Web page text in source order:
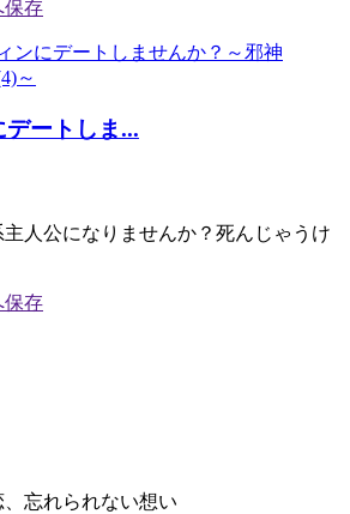
ートしま...
人公になりませんか？死んじゃうけ
忘れられない想い